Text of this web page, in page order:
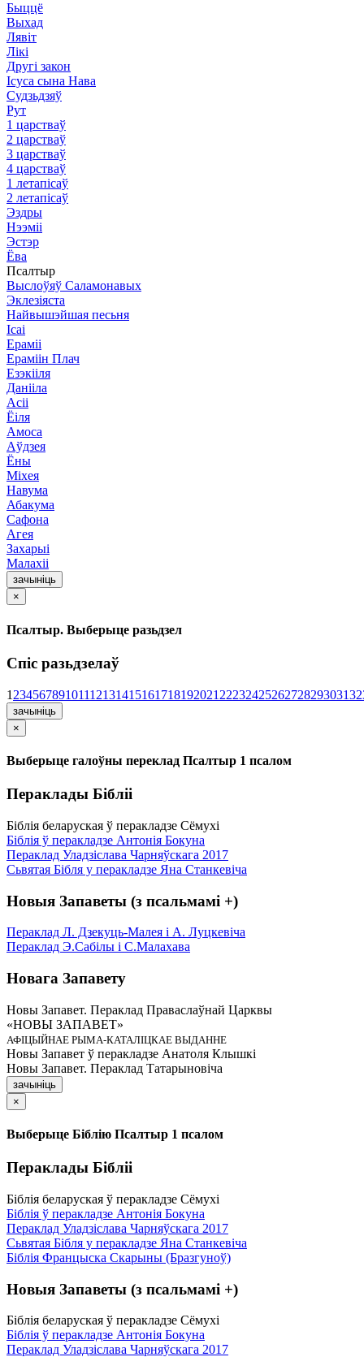
Быццё
Выхад
Лявіт
Лікі
Другі закон
Ісуса сына Нава
Судзьдзяў
Рут
1 царстваў
2 царстваў
3 царстваў
4 царстваў
1 летапісаў
2 летапісаў
Эздры
Нээміі
Эстэр
Ёва
Псалтыр
Выслоўяў Саламонавых
Эклезіяста
Найвышэйшая песьня
Ісаі
Ераміі
Ераміін Плач
Езэкііля
Данііла
Асіі
Ёіля
Амоса
Аўдзея
Ёны
Міхея
Навума
Абакума
Сафона
Агея
Захарыі
Малахіі
зачыніць
×
Псалтыр. Выберыце разьдзел
Спіс разьдзелаў
1 23456789101112131415161718192021 2223242526272829303132
зачыніць
×
Выберыце галоўны переклад Псалтыр 1 псалом
Пераклады Бібліі
Біблія беларуская ў перакладзе Сёмухі
Біблія ў перакладзе Антонія Бокуна
Пераклад Уладзіслава Чарняўскага 2017
Сьвятая Бібля у перакладзе Яна Станкевіча
Новыя Запаветы (з псальмамі +)
Пераклад Л. Дзекуць-Малея і А. Луцкевіча
Пераклад Э.Сабілы і С.Малахава
Новага Запавету
Новы Запавет. Пераклад Праваслаўнай Царквы
«НОВЫ ЗАПАВЕТ»
АФІЦЫЙНАЕ РЫМА-КАТАЛІЦКАЕ ВЫДАННЕ
Новы Запавет ў перакладзе Анатоля Клышкi
Новы Запавет. Пераклад Татарыновіча
зачыніць
×
Выберыце Біблію Псалтыр 1 псалом
Пераклады Бібліі
Біблія беларуская ў перакладзе Сёмухі
Біблія ў перакладзе Антонія Бокуна
Пераклад Уладзіслава Чарняўскага 2017
Сьвятая Бібля у перакладзе Яна Станкевіча
Біблія Францыска Скарыны (Бразгуноў)
Новыя Запаветы (з псальмамі +)
Біблія беларуская ў перакладзе Сёмухі
Біблія ў перакладзе Антонія Бокуна
Пераклад Уладзіслава Чарняўскага 2017